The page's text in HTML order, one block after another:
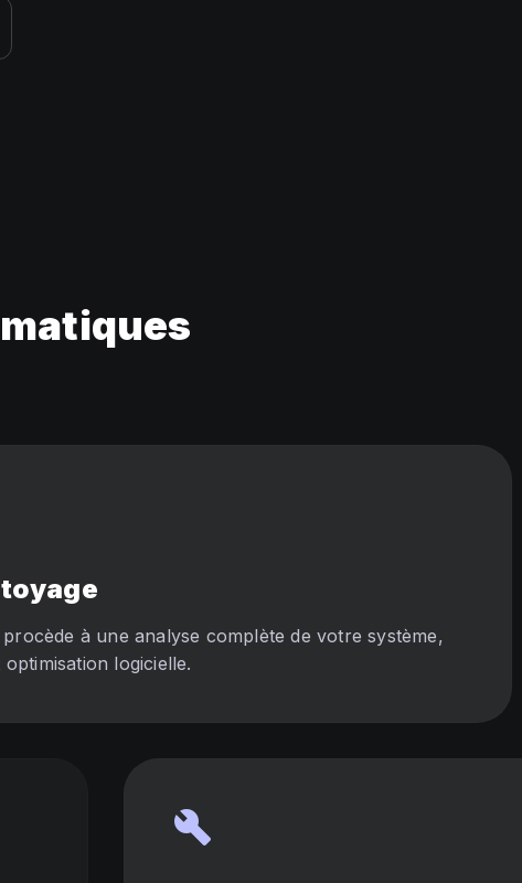
à une analyse complète de votre système,
logicielle.
build